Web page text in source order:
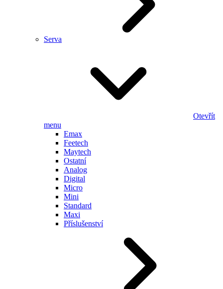
Serva
Otevřít
menu
Emax
Feetech
Maytech
Ostatní
Analog
Digital
Micro
Mini
Standard
Maxi
Příslušenství